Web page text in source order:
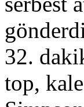
32.
top,